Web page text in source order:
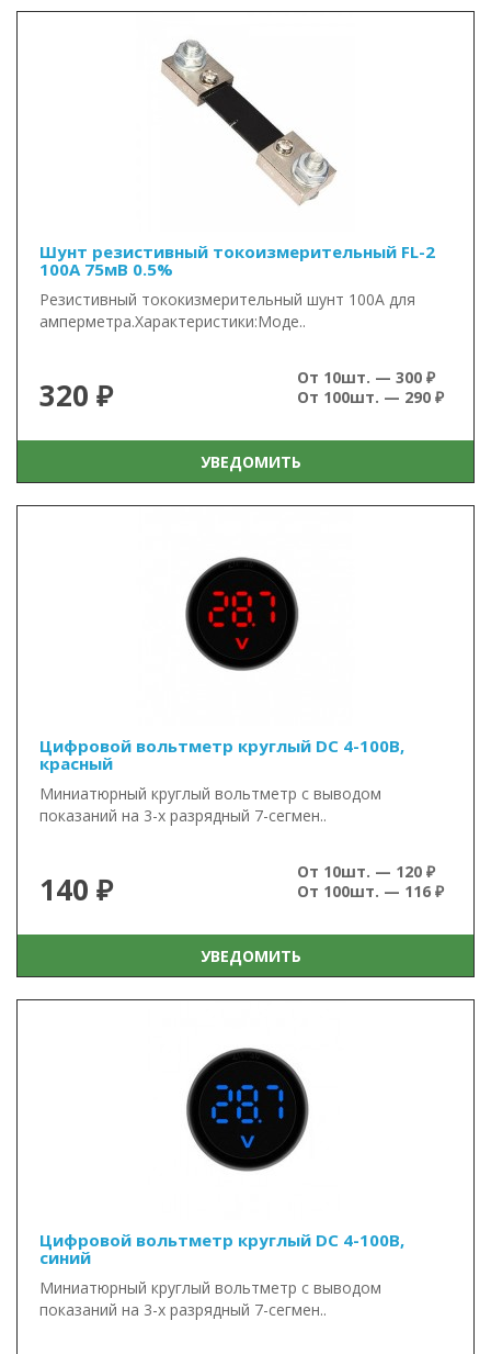
Шунт резистивный токоизмерительный FL-2
100А 75мВ 0.5%
Резистивный тококизмерительный шунт 100А для
амперметра.Характеристики:Моде..
320 ₽
От 10шт. — 300 ₽
От 100шт. — 290 ₽
УВЕДОМИТЬ
Цифровой вольтметр круглый DC 4-100В,
красный
Миниатюрный круглый вольтметр с выводом
показаний на 3-х разрядный 7-сегмен..
140 ₽
От 10шт. — 120 ₽
От 100шт. — 116 ₽
УВЕДОМИТЬ
Цифровой вольтметр круглый DC 4-100В,
синий
Миниатюрный круглый вольтметр с выводом
показаний на 3-х разрядный 7-сегмен..